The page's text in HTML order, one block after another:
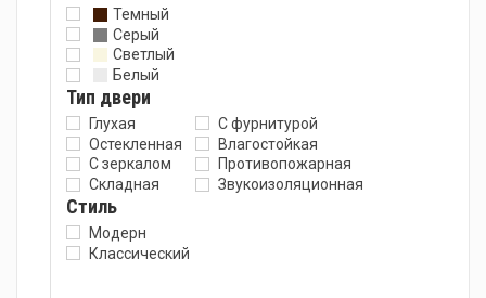
Темный
Серый
Светлый
Белый
Тип двери
Глухая
Остекленная
С зеркалом
Складная
С фурнитурой
Влагостойкая
Противопожарная
Звукоизоляционная
Стиль
Модерн
Классический